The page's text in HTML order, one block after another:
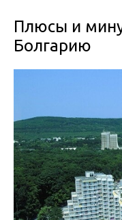
Плюсы и
Болгарию